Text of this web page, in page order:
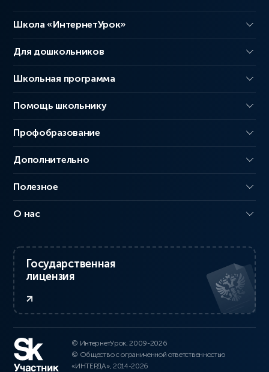
Школа «ИнтернетУрок»
Для дошкольников
Школьная программа
Помощь школьнику
Профобразование
Дополнительно
Полезное
О нас
Государственная
лицензия
© ИнтернетУрок, 2009-2026
© Общество с ограниченной ответственностью
«ИНТЕРДА», 2014-2026